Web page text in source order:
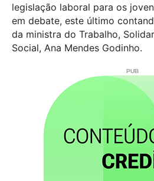
legislação laboral para os
em debate, este último
da ministra do Trabalho,
Social, Ana Mendes Godinho.